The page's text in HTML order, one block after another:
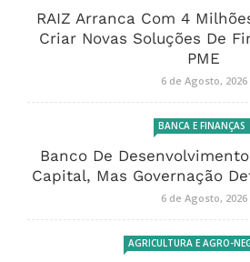
RAIZ Arranca Com 4
Criar Novas Soluções De
PME
6 de Agosto, 2026
BANCA E FINANÇAS
Banco De
Capital, Mas Governação
6 de Agosto, 2026
AGRICULTURA E AGRO-